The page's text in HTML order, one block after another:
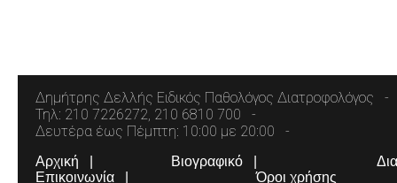
Δημήτρης Δελλής Ειδικός Παθολόγος Διατροφολόγος
Τηλ: 210 7226272, 210 6810 700
Δευτέρα έως Πέμπτη: 10:00 με 20:00
Αρχική Βιογραφικό
Επικοινωνία
Όροι χρήσης